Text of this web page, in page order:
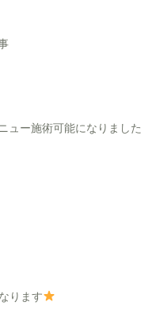
ュー施術可能になりました
ります